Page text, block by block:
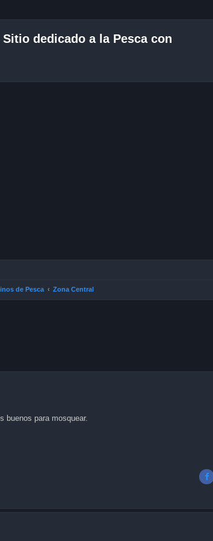
dedicado a la Pesca con
de Pesca Zona Central
buenos para mosquear.